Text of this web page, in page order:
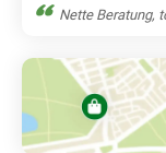
Nette Beratung,